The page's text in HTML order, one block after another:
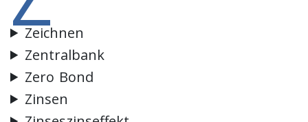
Zeichnen
Zentralbank
Zero Bond
Zinsen